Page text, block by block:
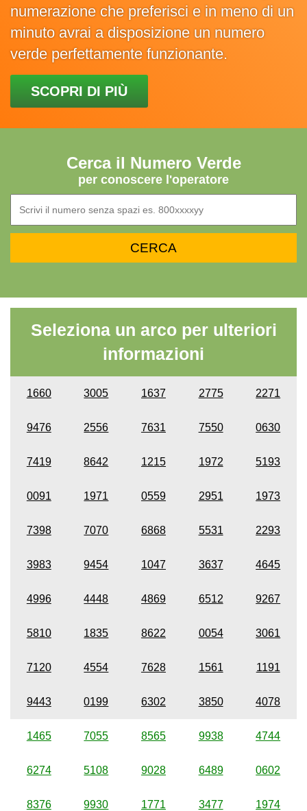
numerazione che preferisci e in meno di un
minuto avrai a disposizione un numero
verde perfettamente funzionante.
SCOPRI DI PIÙ
Cerca il Numero Verde
per conoscere l'operatore
Seleziona un arco per ulteriori
informazioni
1660 3005 1637 2775 2271
9476 2556 7631 7550 0630
7419 8642 1215 1972 5193
0091 1971 0559 2951 1973
7398 7070 6868 5531 2293
3983 9454 1047 3637 4645
4996 4448 4869 6512 9267
5810 1835 8622 0054 3061
7120 4554 7628 1561 1191
9443 0199 6302 3850 4078
1465 7055 8565 9938 4744
6274 5108 9028 6489 0602
8376 9930 1771 3477 1974